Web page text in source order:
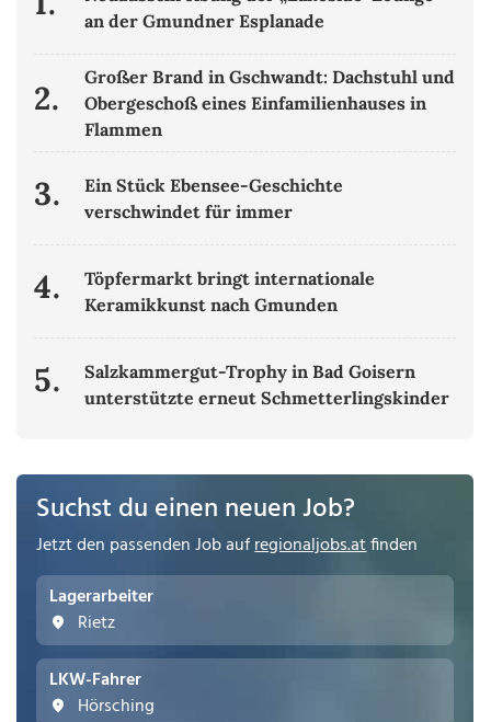
an der Gmundner Esplanade
2.
Großer Brand in Gschwandt: Dachstuhl und
Obergeschoß eines Einfamilienhauses in
Flammen
3.
Ein Stück Ebensee-Geschichte
verschwindet für immer
4.
Töpfermarkt bringt internationale
Keramikkunst nach Gmunden
5.
Salzkammergut-Trophy in Bad Goisern
unterstützte erneut Schmetterlingskinder
Suchst du einen neuen Job?
Jetzt den passenden Job aufregionaljobs.atfinden
Lagerarbeiter
Rietz
LKW-Fahrer
Hörsching